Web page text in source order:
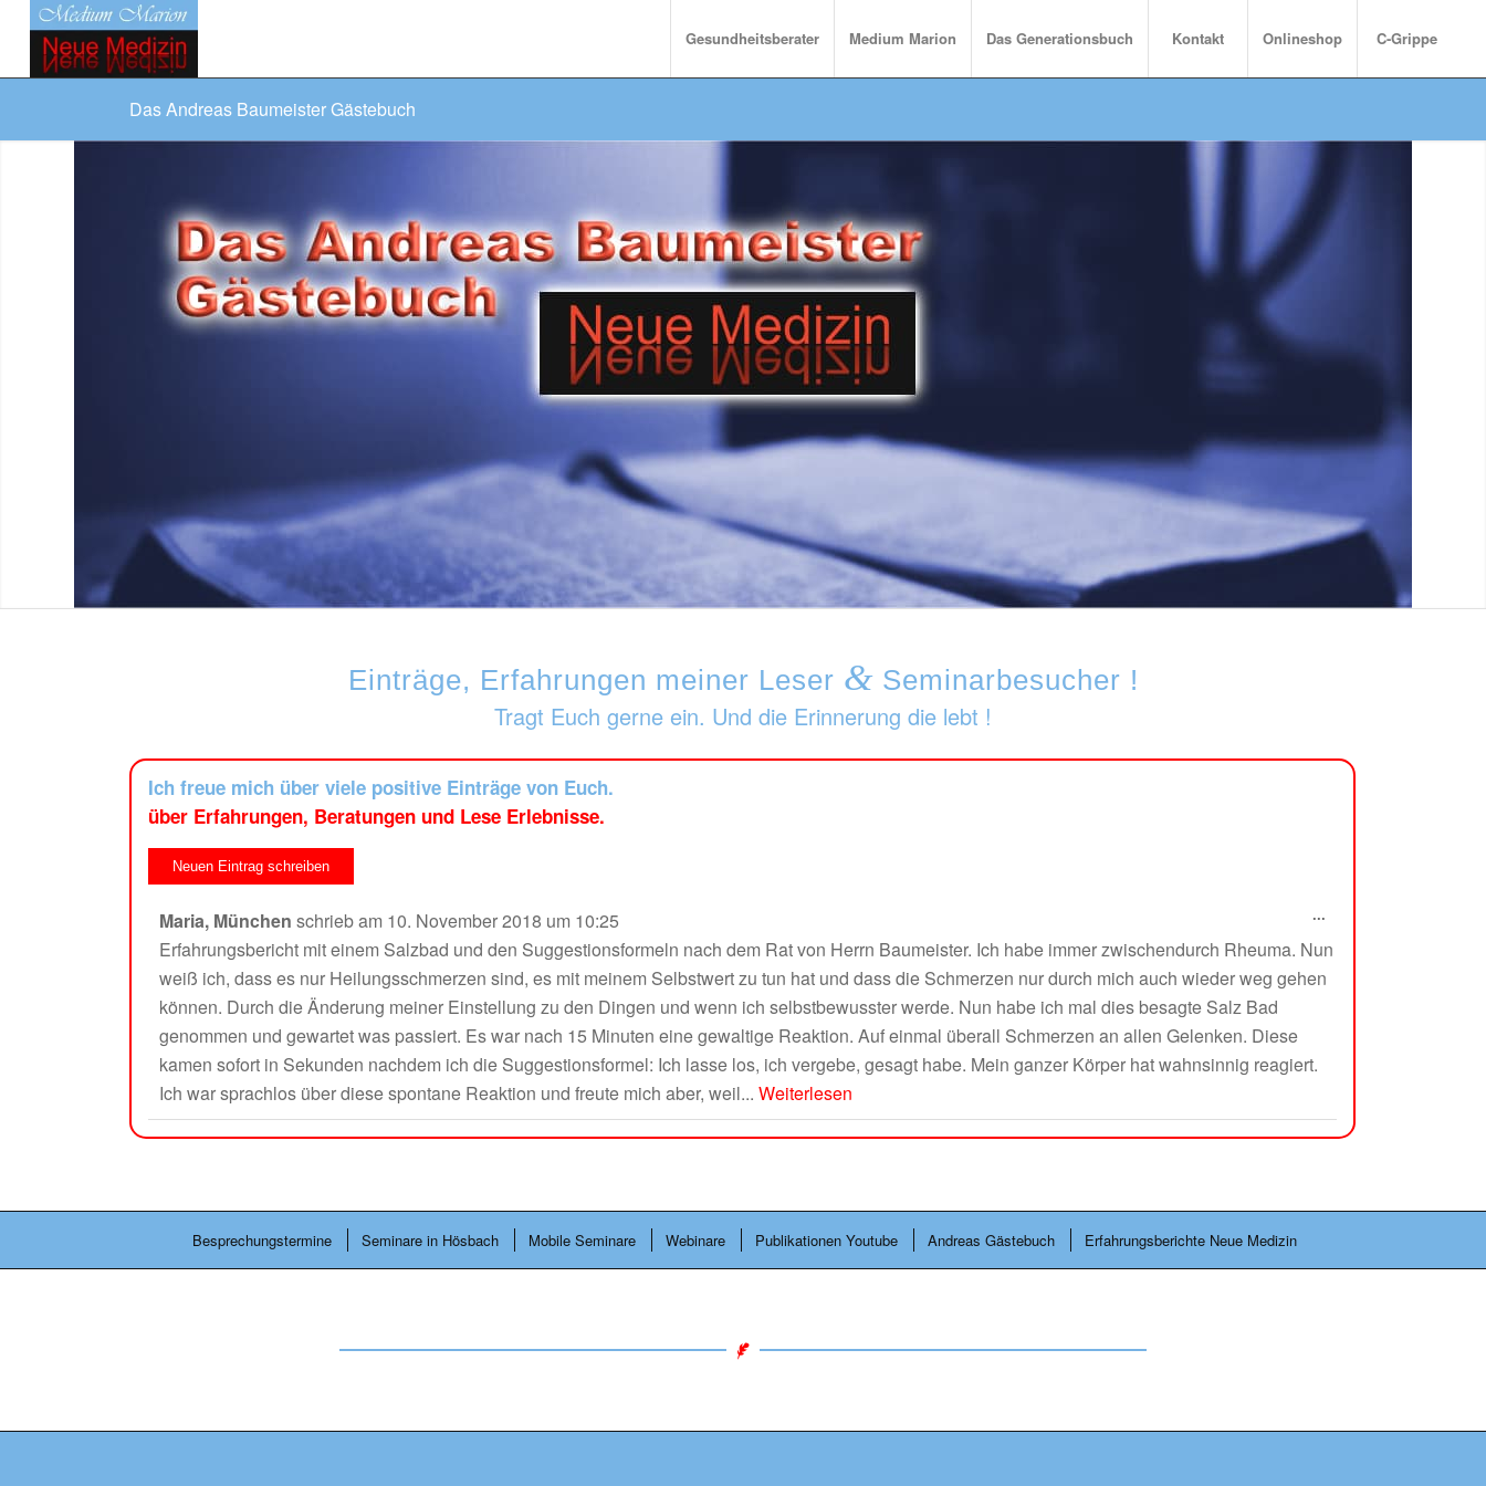
Gesundheitsberater Medium Marion Das Generationsbuch Kontakt Onlineshop C-Grippe
Das Andreas Baumeister Gästebuch
Einträge, Erfahrungen meiner Leser &Seminarbesucher !
Tragt Euch gerne ein. Und die Erinnerung die lebt !
Ich freue mich über viele positive Einträge von Euch.
über Erfahrungen, Beratungen und Lese Erlebnisse.
Maria, Münchenschrieb am 10. November 2018 um 10:25
Erfahrungsbericht mit einem Salzbad und den Suggestionsformeln nach dem Rat von Herrn Baumeister. Ich habe immer zwischendurch Rheuma. Nun
weiß ich, dass es nur Heilungsschmerzen sind, es mit meinem Selbstwert zu tun hat und dass die Schmerzen nur durch mich auch wieder weg gehen
können. Durch die Änderung meiner Einstellung zu den Dingen und wenn ich selbstbewusster werde. Nun habe ich mal dies besagte Salz Bad
genommen und gewartet was passiert. Es war nach 15 Minuten eine gewaltige Reaktion. Auf einmal überall Schmerzen an allen Gelenken. Diese
kamen sofort in Sekunden nachdem ich die Suggestionsformel: Ich lasse los, ich vergebe, gesagt habe. Mein ganzer Körper hat wahnsinnig reagiert.
Ich war sprachlos über diese spontane Reaktion und freute mich aber, weil...Weiterlesen
...
Besprechungstermine Seminare in Hösbach Mobile Seminare Webinare Publikationen Youtube Andreas Gästebuch Erfahrungsberichte Neue Medizin